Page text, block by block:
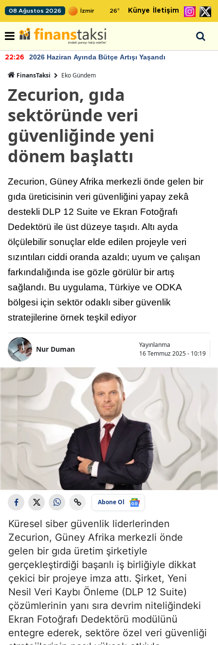
08 Ağustos 2026 26° Künye İletişim
22:26 2026 Haziran Ayında Bütçe Artışı Yaşandı
FinansTaksi Eko Gündem
Zecurion, gıda
sektöründe veri
güvenliğinde yeni
dönem başlattı
Zecurion, Güney Afrika merkezli önde gelen bir
gıda üreticisinin veri güvenliğini yapay zekâ
destekli DLP 12 Suite ve Ekran Fotoğrafı
Dedektörü ile üst düzeye taşıdı. Altı ayda
ölçülebilir sonuçlar elde edilen projeyle veri
sızıntıları ciddi oranda azaldı; uyum ve çalışan
farkındalığında ise gözle görülür bir artış
sağlandı. Bu uygulama, Türkiye ve ODKA
bölgesi için sektör odaklı siber güvenlik
stratejilerine örnek teşkil ediyor
Nur Duman
Yayınlanma
16 Temmuz 2025 - 10:19
Abone Ol
Küresel siber güvenlik liderlerinden
Zecurion, Güney Afrika merkezli önde
gelen bir gıda üretim şirketiyle
gerçekleştirdiği başarılı iş birliğiyle dikkat
çekici bir projeye imza attı. Şirket, Yeni
Nesil Veri Kaybı Önleme (DLP 12 Suite)
çözümlerinin yanı sıra devrim niteliğindeki
Ekran Fotoğrafı Dedektörü modülünü
entegre ederek, sektöre özel veri güvenliği